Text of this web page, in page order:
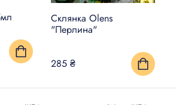
Склянка Olens
"Перлина"
285 ₴